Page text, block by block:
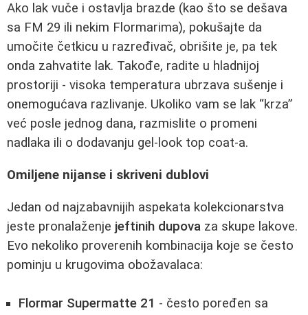
Ako lak vuče i ostavlja brazde (kao što se dešava
sa FM 29 ili nekim Flormarima), pokušajte da
umočite četkicu u razređivač, obrišite je, pa tek
onda zahvatite lak. Takođe, radite u hladnijoj
prostoriji - visoka temperatura ubrzava sušenje i
onemogućava razlivanje. Ukoliko vam se lak “krza”
već posle jednog dana, razmislite o promeni
nadlaka ili o dodavanju gel-look top coat-a.
Omiljene nijanse i skriveni dublovi
Jedan od najzabavnijih aspekata kolekcionarstva
jeste pronalaženje jeftinih dupova za skupe lakove.
Evo nekoliko proverenih kombinacija koje se često
pominju u krugovima obožavalaca:
Flormar Supermatte 21 - često poređen sa